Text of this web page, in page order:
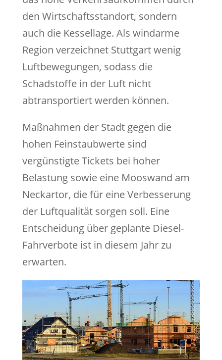
den Wirtschaftsstandort, sondern
auch die Kessellage. Als windarme
Region verzeichnet Stuttgart wenig
Luftbewegungen, sodass die
Schadstoffe in der Luft nicht
abtransportiert werden können.
Maßnahmen der Stadt gegen die
hohen Feinstaubwerte sind
vergünstigte Tickets bei hoher
Belastung sowie eine Mooswand am
Neckartor, die für eine Verbesserung
der Luftqualität sorgen soll. Eine
Entscheidung über geplante Diesel-
Fahrverbote ist in diesem Jahr zu
erwarten.